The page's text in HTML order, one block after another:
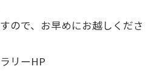
ので、お早めにお越しくださ
リーHP